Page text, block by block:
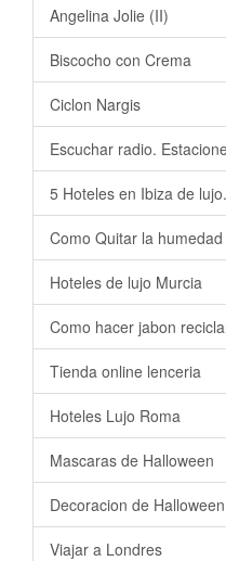
Angelina Jolie (II)
Biscocho con Crema
Ciclon Nargis
Escuchar radio.
5 Hoteles en Ibiza de
Como Quitar la humedad
Hoteles de lujo Murcia
Como hacer jabon
Tienda online lenceria
Hoteles Lujo Roma
Mascaras de Halloween
Decoracion de Halloween
Viajar a Londres